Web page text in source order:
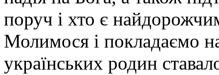
поруч і хто є
Молимося і покладаємо
українських родин